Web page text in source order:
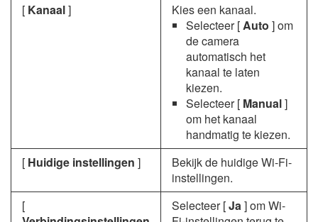
[ Kanaal]
Kies een kanaal.
Selecteer [Auto ] om
de camera
automatisch het
kanaal te laten
kiezen.
Selecteer [ Manual]
om het kanaal
handmatig te kiezen.
[ Huidige instellingen ]
Bekijk de huidige Wi-Fi-
instellingen.
[
Selecteer [Ja] om Wi-